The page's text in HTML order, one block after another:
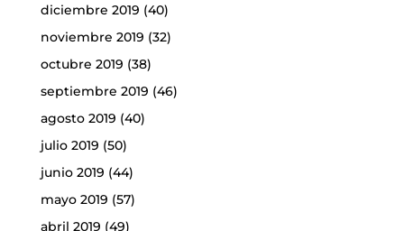
diciembre 2019 (40)
noviembre 2019 (32)
octubre 2019 (38)
septiembre 2019 (46)
agosto 2019 (40)
julio 2019 (50)
junio 2019 (44)
mayo 2019 (57)
abril 2019 (49)